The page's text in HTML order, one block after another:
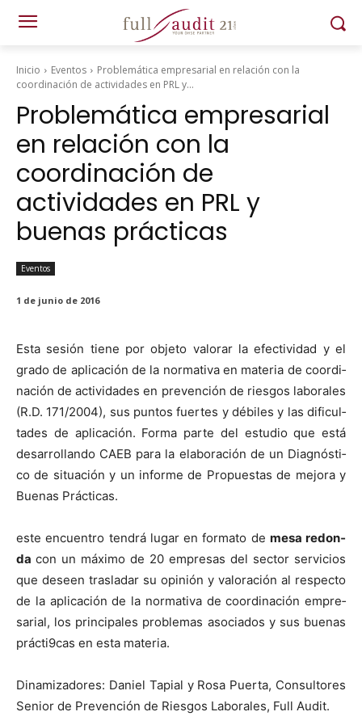
Inicio Eventos
Problemática empresarial en relación con la
coordinación de actividades en PRL y...
Problemática empresarial
en relación con la
coordinación de
actividades en PRL y
buenas prácticas
Eventos
1 de junio de 2016
Esta sesión tiene por obje­to val­o­rar la efec­tivi­dad y el
gra­do de apli­cación de la nor­ma­ti­va en mate­ria de coor­di­
nación de activi­dades en pre­ven­ción de ries­gos lab­o­rales
(R.D. 171/2004), sus pun­tos fuertes y débiles y las difi­cul­
tades de apli­cación. For­ma parte del estu­dio que está
desar­rol­lan­do CAEB para la elab­o­ración de un Diag­nós­ti­
co de situación y un informe de Prop­ues­tas de mejo­ra y
Bue­nas Prác­ti­cas.
este encuen­tro ten­drá lugar en for­ma­to de mesa redon­
da con un máx­i­mo de 20 empre­sas del sec­tor ser­vi­cios
que deseen trasladar su opinión y val­o­ración al respec­to
de la apli­cación de la nor­ma­ti­va de coor­di­nación empre­
sar­i­al, los prin­ci­pales prob­le­mas aso­ci­a­dos y sus bue­nas
prácti9cas en esta mate­ria.
Dinamizadores: Daniel Tapi­al y Rosa Puer­ta, Con­sul­tores
Senior de Pre­ven­ción de Ries­gos Lab­o­rales, Full Audit.